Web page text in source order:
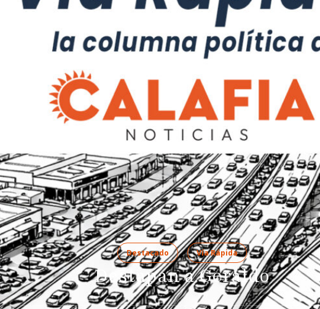
Destacado Vía Rápida
Destapan a Geraldo